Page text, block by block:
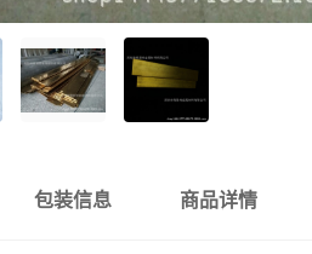
包装信息 商品详情